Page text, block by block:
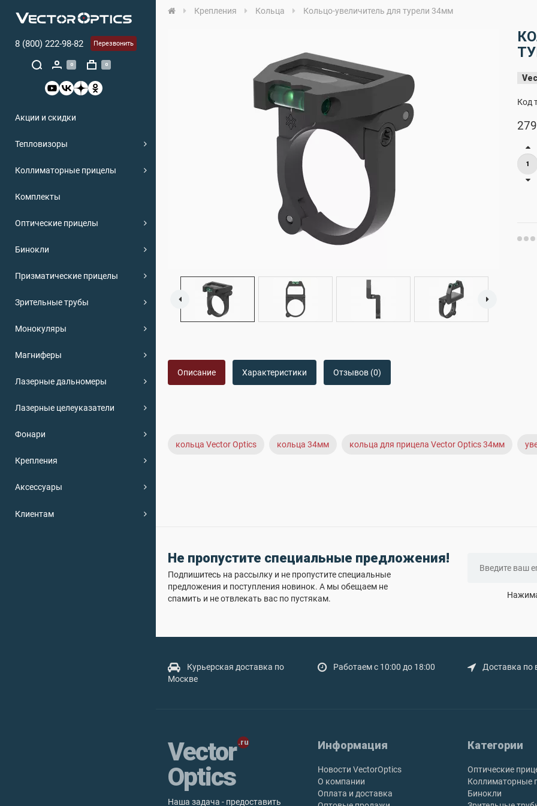
8 (800) 222-98-82 Перезвонить
0 0
Акции и скидки
Тепловизоры
Коллиматорные прицелы
Комплекты
Оптические прицелы
Бинокли
Призматические прицелы
Зрительные трубы
Монокуляры
Магниферы
Лазерные дальномеры
Лазерные целеуказатели
Фонари
Крепления
Аксессуары
Клиентам
Крепления Кольца Кольцо-увеличитель для турели 34мм
Код
Описание Характеристики Отзывов (0)
кольца Vector Optics кольца 34мм кольца для прицела Vector Optics 34мм
Не пропустите специальные предложения!
Подпишитесь на рассылку и не пропустите специальные
предложения и поступления новинок. А мы обещаем не
спамить и не отвлекать вас по пустякам.
Курьерская доставка по
Москве
Работаем с 10:00 до 18:00 Доставка по
Vector
Optics
Наша задача - предоставить
Информация
Новости VectorOptics
О компании
Оплата и доставка
Категории
Оптические
Коллиматорные
Бинокли